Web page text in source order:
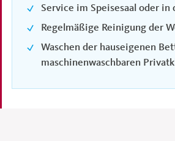
Service im Speisesaal oder in
Regelmäßige Reinigung der
Waschen der hauseigenen
maschinenwaschbaren